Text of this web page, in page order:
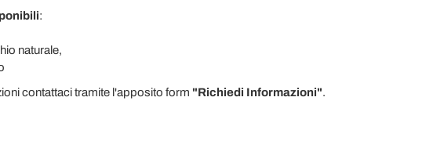
:
naturale,
contattaci tramite l'apposito form "Richiedi Informazioni".